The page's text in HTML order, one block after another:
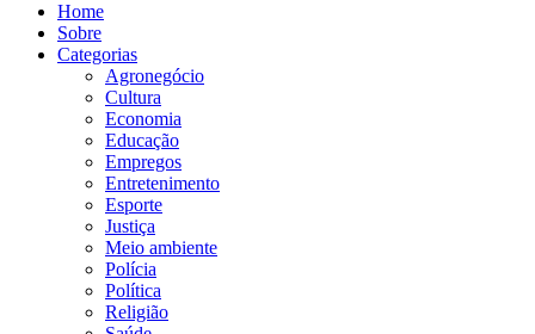
Home
Sobre
Categorias
Agronegócio
Cultura
Economia
Educação
Empregos
Entretenimento
Esporte
Justiça
Meio ambiente
Polícia
Política
Religião